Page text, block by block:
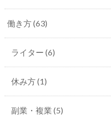
働き方(63)
ライター (6)
休み方(1)
副業・複業 (5)